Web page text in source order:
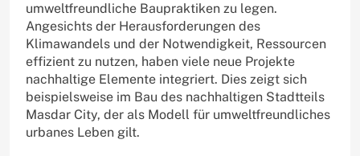
umweltfreundliche Baupraktiken zu legen.
Angesichts der Herausforderungen des
Klimawandels und der Notwendigkeit, Ressourcen
effizient zu nutzen, haben viele neue Projekte
nachhaltige Elemente integriert. Dies zeigt sich
beispielsweise im Bau des nachhaltigen Stadtteils
Masdar City, der als Modell für umweltfreundliches
urbanes Leben gilt.